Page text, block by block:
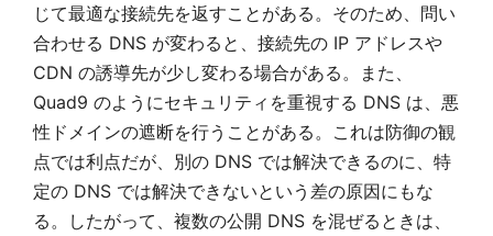
じて最適な接続先を返すことがある。そのため、問い
合わせる DNS が変わると、接続先の IP アドレスや
CDN の誘導先が少し変わる場合がある。また、
Quad9 のようにセキュリティを重視する DNS は、悪
性ドメインの遮断を行うことがある。これは防御の観
点では利点だが、別の DNS では解決できるのに、特
定の DNS では解決できないという差の原因にもな
る。したがって、複数の公開 DNS を混ぜるときは、